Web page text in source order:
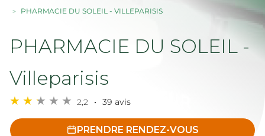
PHARMACIE DU SOLEIL - VILLEPARISIS
PHARMACIE DU SOLEIL -
Villeparisis
2,2 39 avis
PRENDRE RENDEZ-VOUS